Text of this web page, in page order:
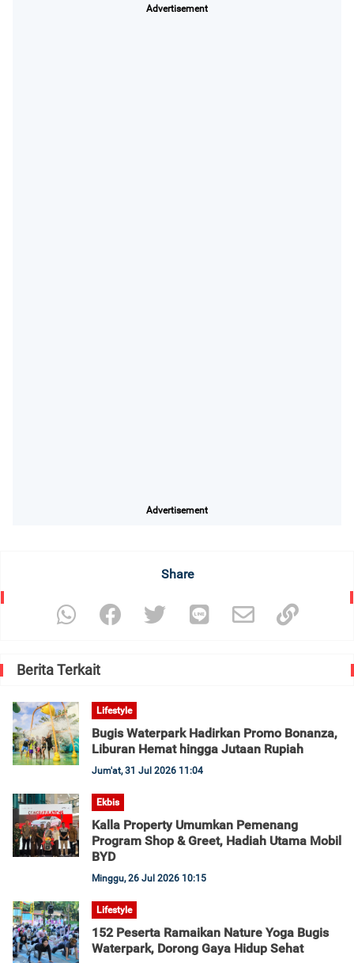
Advertisement
Advertisement
Share
Berita Terkait
Lifestyle
Bugis Waterpark Hadirkan Promo Bonanza,
Liburan Hemat hingga Jutaan Rupiah
Jum'at, 31 Jul 2026 11:04
Ekbis
Kalla Property Umumkan Pemenang
Program Shop & Greet, Hadiah Utama Mobil
BYD
Minggu, 26 Jul 2026 10:15
Lifestyle
152 Peserta Ramaikan Nature Yoga Bugis
Waterpark, Dorong Gaya Hidup Sehat